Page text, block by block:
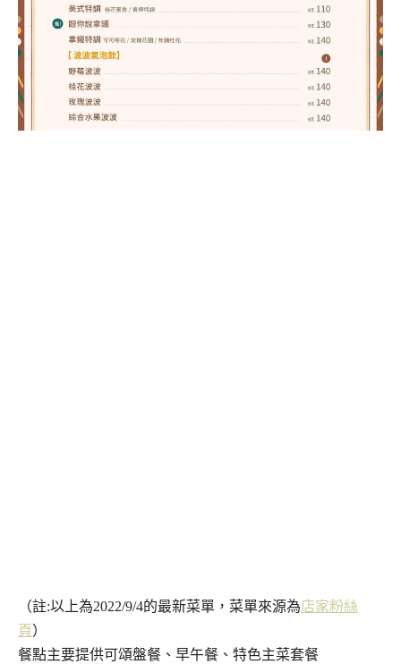
（註:以上為2022/9/4的最新菜單，菜單來源為店家粉絲
頁）
餐點主要提供可頌盤餐、早午餐、特色主菜套餐